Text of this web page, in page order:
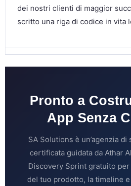
dei nostri clienti di maggior
scritto una riga di codice in vita
Pronto a
App Senza
SA Solutions è un’agenzia
certificata guidata da Athar
Discovery Sprint gratuito
del tuo prodotto, la timeline